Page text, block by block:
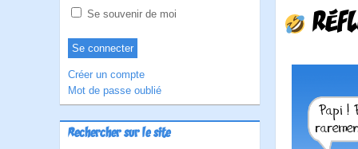
Se souvenir de moi
Créer un compte
Mot de passe oublié
Rechercher sur le site